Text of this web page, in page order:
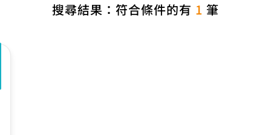
搜尋結果：符合條件的有 1 筆